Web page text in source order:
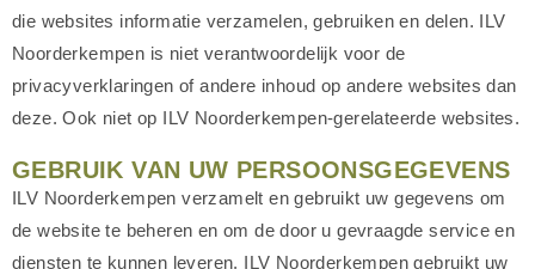
die websites informatie verzamelen, gebruiken en delen. ILV
Noorderkempen is niet verantwoordelijk voor de
privacyverklaringen of andere inhoud op andere websites dan
deze. Ook niet op ILV Noorderkempen-gerelateerde websites.
GEBRUIK VAN UW PERSOONSGEGEVENS
ILV Noorderkempen verzamelt en gebruikt uw gegevens om
de website te beheren en om de door u gevraagde service en
diensten te kunnen leveren. ILV Noorderkempen gebruikt uw